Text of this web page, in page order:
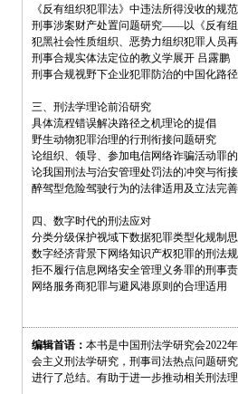
《反有组织犯罪法》中违法所得没收的规
刑事涉案财产处置问题研究——以《反有
犯黑社会性质组织、恶势力组织犯罪人员
刑事合规实体法定位的教义学展开 吕露鹏
刑事合规视野下企业犯罪防治的中国化路
三、刑法学理论前沿研究
具体流程错误解决路径之机理论的提倡
野生动物犯罪治理的行刑衔接问题研究
论组织、领导、参加电信网络诈骗活动罪
论我国刑法与治安管理处罚法的冲突与衔接
醉驾型危险驾驶行为的法律适用及立法完
四、数字时代的刑法应对
分类分级保护视域下数据犯罪类型化规制
数字经济背景下网络知识产权犯罪的刑法
拒不履行信息网络安全管理义务罪的刑事
网络服务商犯罪与避风港原则的合理适用
编辑首语： 本书是中国刑法学研究会2022
会主义刑法学研究，刑事司法热点问题研
进行了总结。有助于进一步推动相关刑法